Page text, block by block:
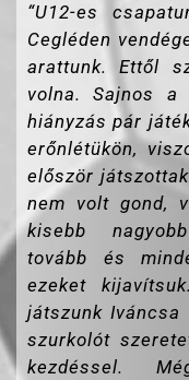
“U12-es
Cegléden
arattunk. Ettől
volna. Sajnos
hiányzás pár
erőnlétükön,
először
nem volt gond,
kisebb
tovább és
ezeket
játszunk Iváncsa
szurkolót
kezdéssel.